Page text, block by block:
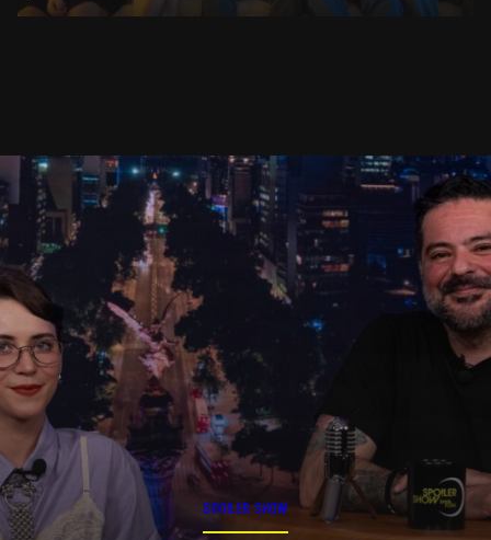
SPOILER SHOW